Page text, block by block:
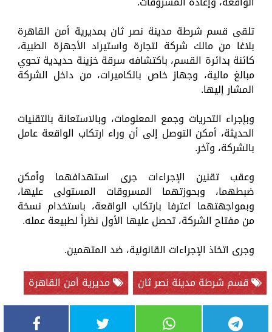
تلقى قسم شرطة مدينة نصر ثان بمديرية أمن القاهرة
بلاغا من مالك شركة لتجارة واستيراد الأجهزة الطبية،
كائنة بدائرة القسم، باكتشافه سرقة خزينة حديدية تحوي
مبالغ مالية، وجهاز خاص بالكاميرات، من داخل الشركة
المشار إليها.
وبإجراء التحريات وجمع المعلومات، وبالاستعانة بالتقنيات
الحديثة، أمكن التوصل إلى أن وراء ارتكاب الواقعة عامل
بالشركة، وآخر.
وعقب تقنين الإجراءات جرى استهدافهما وأمكن
ضبطهما، وبحوزتهما المسروقات المستولى عليها،
وبمواجهتهما اعترفا بارتكاب الواقعة، باستخدام نسخة
من مفتاح الشركة، تحصل عليها الأول نظراً لطبيعة عمله.
وجرى اتخاذ الإجراءات القانونية، ضد المتهمين.
قسم شرطة مدينة نصر ثان
مديرية أمن القاهرة